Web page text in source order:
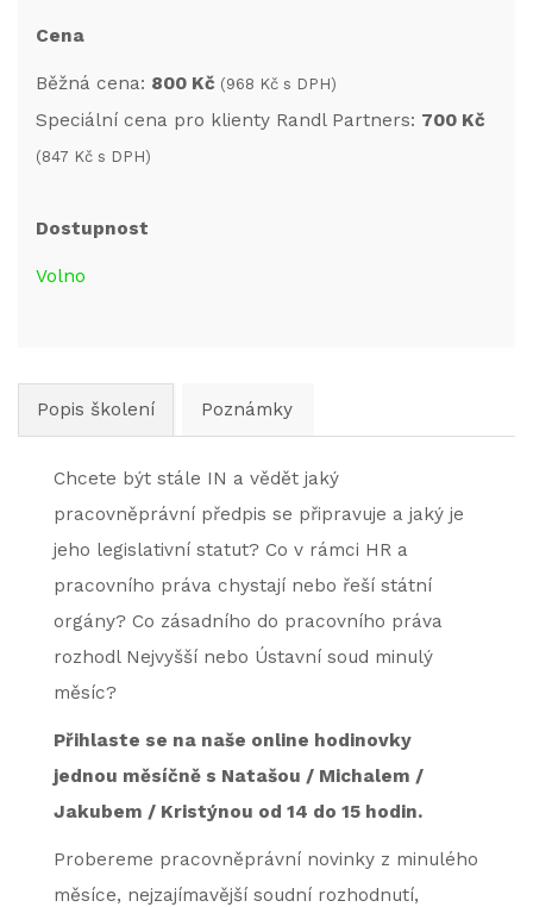
Cena
Běžná cena: 800 Kč (968 Kč s DPH)
Speciální cena pro klienty Randl Partners: 700 Kč
(847 Kč s DPH)
Dostupnost
Volno
Popis školení Poznámky
Chcete být stále IN a vědět jaký
pracovněprávní předpis se připravuje a jaký je
jeho legislativní statut? Co v rámci HR a
pracovního práva chystají nebo řeší státní
orgány? Co zásadního do pracovního práva
rozhodl Nejvyšší nebo Ústavní soud minulý
měsíc?
Přihlaste se na naše online hodinovky
jednou měsíčně s Natašou / Michalem /
Jakubem / Kristýnou od 14 do 15 hodin.
Probereme pracovněprávní novinky z minulého
měsíce, nejzajímavější soudní rozhodnutí,